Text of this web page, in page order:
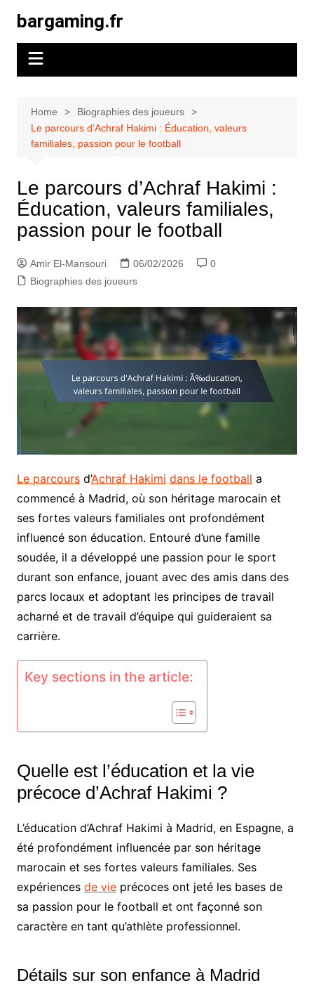
content
bargaming.fr
Home
Biographies des joueurs
Le parcours d’Achraf Hakimi : Éducation, valeurs
familiales, passion pour le football
Le parcours d’Achraf Hakimi :
Éducation, valeurs familiales,
passion pour le football
Amir El-Mansouri 06/02/2026
0
Biographies des joueurs
Le parcoursd’Achraf Hakimi dans le football a
commencé à Madrid, où son héritage marocain et
ses fortes valeurs familiales ont profondément
influencé son éducation. Entouré d’une famille
soudée, il a développé une passion pour le sport
durant son enfance, jouant avec des amis dans des
parcs locaux et adoptant les principes de travail
acharné et de travail d’équipe qui guideraient sa
carrière.
Key sections in the article:
Quelle est l’éducation et la vie
précoce d’Achraf Hakimi ?
L’éducation d’Achraf Hakimi à Madrid, en Espagne, a
été profondément influencée par son héritage
marocain et ses fortes valeurs familiales. Ses
expériences de vieprécoces ont jeté les bases de
sa passion pour le football et ont façonné son
caractère en tant qu’athlète professionnel.
Détails sur son enfance à Madrid